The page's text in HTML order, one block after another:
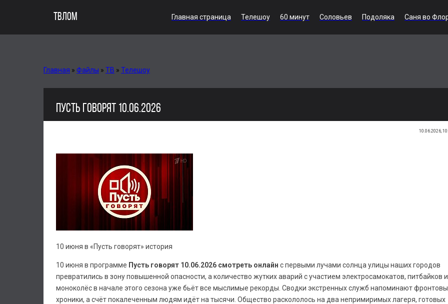
ТВЛОМ Главная страница Телешоу 60 минут Соловьев Подоляка Саня во
Главная » Файлы » ТВ » Телешоу
ПУСТЬ ГОВОРЯТ 10.06.2026
10.06.2026,
10 июня в «Пусть говорят» история
10 июня в программе Пусть говорят 10.06.2026 смотреть онлайн с первыми лучами солнца улицы наших городов
превратились в зону повышенной опасности, а количество жутких аварий с участием электросамокатов, питбайков и
моноколёс в начале этого сезона уже бьёт все мыслимые рекорды. Сводки экстренных служб напоминают
хроники, а счёт покалеченным людям идёт на тысячи. Общество раскололось на два непримиримых лагеря, готовых